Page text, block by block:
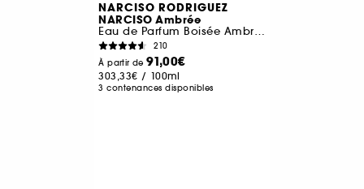
NARCISO RODRIGUEZ
NARCISO Ambrée
Eau de Parfum Boisée Ambrée
210
À partir de91,00€
303,33€ / 100ml
3 contenances disponibles